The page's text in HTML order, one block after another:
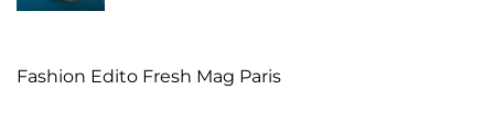
Fashion Edito Fresh Mag Paris